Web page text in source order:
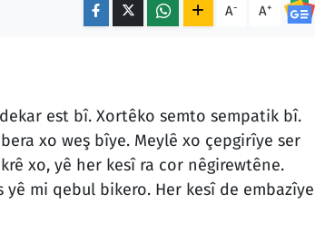
A- A+
est bî. Xortêko semto sempatik bî.
xo weş bîye. Meylê xo çepgirîye ser
xo, yê her kesî ra cor nêgirewtêne.
mi qebul bikero. Her kesî de embazîye